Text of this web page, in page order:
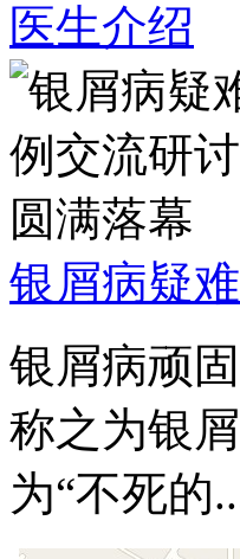
医生介绍
银屑病疑
银屑病顽
称之为银
为“不死的